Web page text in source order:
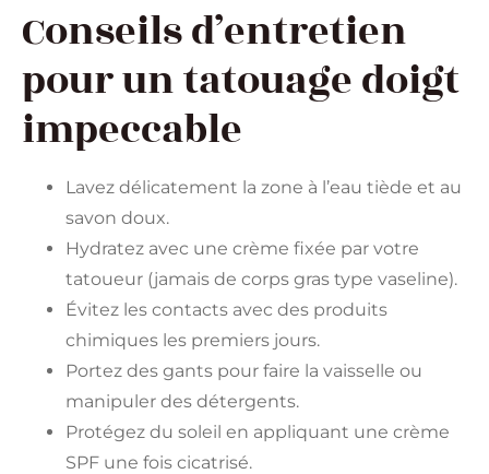
Conseils d’entretien
pour un tatouage doigt
impeccable
Lavez délicatement la zone à l’eau tiède et au
savon doux.
Hydratez avec une crème fixée par votre
tatoueur (jamais de corps gras type vaseline).
Évitez les contacts avec des produits
chimiques les premiers jours.
Portez des gants pour faire la vaisselle ou
manipuler des détergents.
Protégez du soleil en appliquant une crème
SPF une fois cicatrisé.